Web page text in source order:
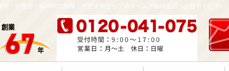
・古賀市・福岡市の屋根・外壁塗装ならプロタイムズ福岡北店へお任せください。